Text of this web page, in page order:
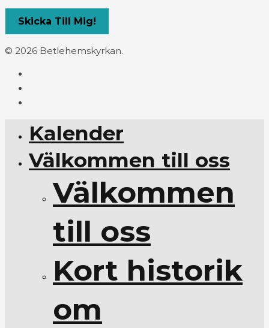
© 2026 Betlehemskyrkan.
Kalender
Välkommen till oss
Välkommen
till oss
Kort historik
om